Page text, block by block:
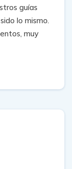
guías
lo mismo.
muy
que
por parte
y todo el